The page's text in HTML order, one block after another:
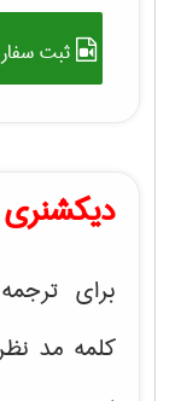
ثبت
دیکشنری
برای
کلمه مد